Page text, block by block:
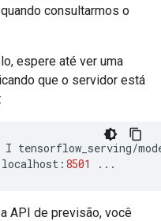
consultarmos o
espere até ver uma
que o servidor está
I tensorflow_serving/
localhost : 8501 ...
API de previsão, você